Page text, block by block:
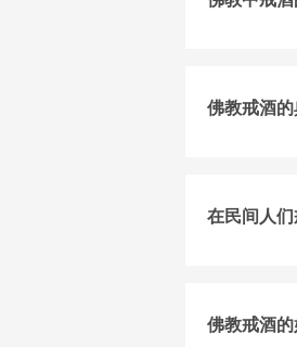
佛教戒酒
在民间人
佛教戒酒